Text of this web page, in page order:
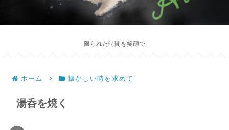
限られた時間を笑顔で
ホーム 懐かしい時を求めて
湯呑を焼く